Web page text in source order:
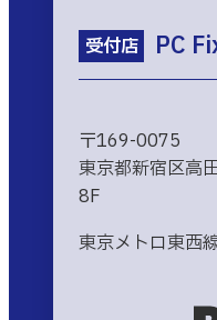
受付店 PC
〒169-0075
東京都新宿区高
8F
東京メトロ東西